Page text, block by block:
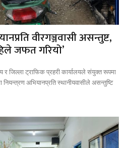
वीरगञ्जवासी असन्तुष्ट,
जफत गरियो’
र जिल्ला ट्राफिक प्रहरी कार्यालयले संयुक्त रूपमा
अभियानप्रति स्थानीयवासीले असन्तुष्टि